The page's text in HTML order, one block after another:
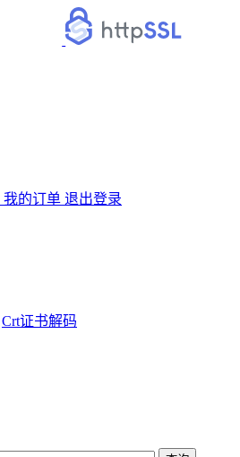
我的订单 退出登录
Crt证书解码